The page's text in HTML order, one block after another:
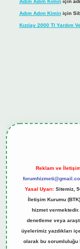
Adım Adım Kiminiçin
Adım Adım Kiminiçin
Kızılay 2000 Tl Yardım
Reklam ve
Yasal Uyarı: Sitemiz,
İletişim Kurumu
hizmet
denetleme veya
üyelerimiz yazdıkları
olarak bu sorumluluğu